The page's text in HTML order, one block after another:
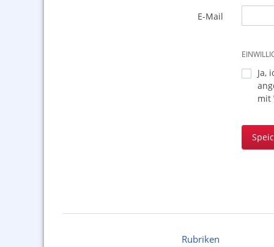
E-Mail
Ja,
mit
Rubriken